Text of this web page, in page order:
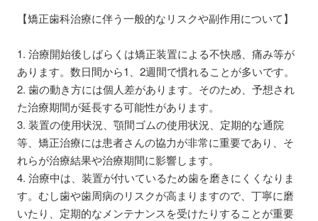
【矯正歯科治療に伴う一般的なリスクや副作用について】
1. 治療開始後しばらくは矯正装置による不快感、痛み等が
あります。数日間から1、2週間で慣れることが多いです。
2. 歯の動き方には個人差があります。そのため、予想され
た治療期間が延長する可能性があります。
3. 装置の使用状況、顎間ゴムの使用状況、定期的な通院
等、矯正治療には患者さんの協力が非常に重要であり、そ
れらが治療結果や治療期間に影響します。
4. 治療中は、装置が付いているため歯を磨きにくくなりま
す。むし歯や歯周病のリスクが高まりますので、丁寧に磨
いたり、定期的なメンテナンスを受けたりすることが重要